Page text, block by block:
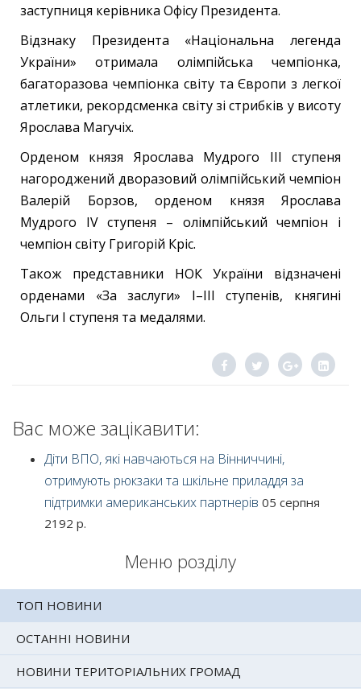
Меню розділу
ТОП НОВИНИ
ОСТАННІ НОВИНИ
НОВИНИ ТЕРИТОРІАЛЬНИХ ГРОМАД
заступниця керівника Офісу Президента.
Відзнаку Президента «Національна легенда
України» отримала олімпійська чемпіонка,
багаторазова чемпіонка світу та Європи з легкої
атлетики, рекордсменка світу зі стрибків у висоту
Ярослава Магучіх.
Орденом князя Ярослава Мудрого III ступеня
нагороджений дворазовий олімпійський чемпіон
Валерій Борзов, орденом князя Ярослава
Мудрого IV ступеня – олімпійський чемпіон і
чемпіон світу Григорій Кріс.
Також представники НОК України відзначені
орденами «За заслуги» I–ІІІ ступенів, княгині
Ольги I ступеня та медалями.
Вас може зацікавити:
Діти ВПО, які навчаються на Вінниччині,
отримують рюкзаки та шкільне приладдя за
підтримки американських партнерів 05 серпня
2192 р.